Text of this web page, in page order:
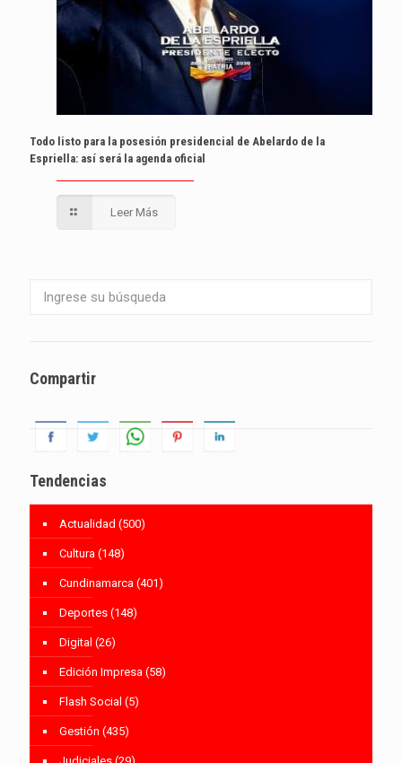
Todo listo para la posesión presidencial de Abelardo de la
Espriella: así será la agenda oficial
Leer Más
Compartir
Tendencias
Actualidad (500)
Cultura (148)
Cundinamarca (401)
Deportes (148)
Digital (26)
Edición Impresa (58)
Flash Social (5)
Gestión (435)